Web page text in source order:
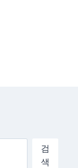
검
색